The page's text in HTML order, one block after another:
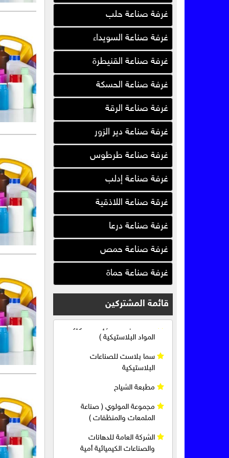
غرفة صناعة حلب
غرفة صناعة السويداء
غرفة صناعة القنيطرة
غرفة صناعة الحسكة
غرفة صناعة الرقة
غرفة صناعة دير الزور
غرفة صناعة طرطوس
غرفة صناعة إدلب
غرقة صناعة اللاذقية
غرفة صناعة درعا
غرفة صناعة حمص
غرفة صناعة حماة
قائمة المشتركين
ريناد للأسمدة والمخصبات
الزراعية
شركة سبيبيد للصناعات
بيرفكتا
شركة روعة الأصبغة للصناعة
سافكو للأدوية البيطرية
شركة هنابت للصناعات
البلاستيكية
مؤسسة الماهر للصناعة والتجارة
البركة للطباعة والتغليف
fpm للأسمدة والمبيدات الزراعية
( سوريا )
الشركة السورية الأردنية (رابكو)
المتحدة بلاست ( إعادة تدوير
المواد البلاستيكية )
سما بلاست للصناعات
البلاستيكية
الملمعات والمنظفات )
والصناعات الكيميائية أمية
المتحدة للصناعات التحويلية
والورقية ( برو أكتيف )
المتحدة للصناعات التحويلية
والورقية ( نيلز )